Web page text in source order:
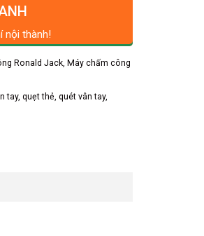
nội thành!
Ronald Jack, Máy chấm công
tay,quẹt thẻ,quét vân tay,